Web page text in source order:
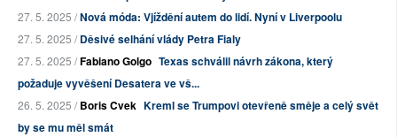
27. 5. 2025 /Nová móda: Vjíždění autem do lidí. Nyní v Liverpoolu
27. 5. 2025 /Děsivé selhání vlády Petra Fialy
27. 5. 2025 /Fabiano Golgo Texas schválil návrh zákona, který
požaduje vyvěšení Desatera ve vš...
26. 5. 2025 /Boris Cvek Kreml se Trumpovi otevřeně směje a celý svět
by se mu měl smát